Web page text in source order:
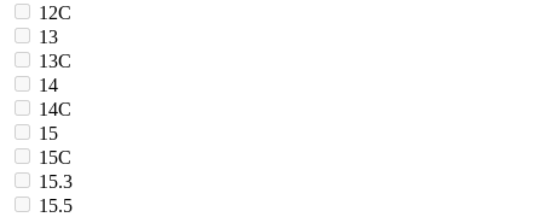
12C
13
13C
14
14C
15
15C
15.3
15.5